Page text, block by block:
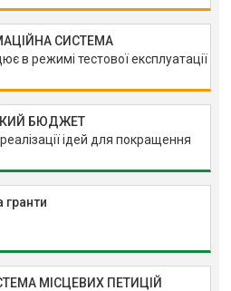
СИСТЕМА
в режимі тестової експлуатації
БЮДЖЕТ
ідей для покращення
гранти
МІСЦЕВИХ ПЕТИЦІЙ